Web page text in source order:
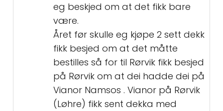
eg beskjed om at det fikk bare
være.
Året før skulle eg kjøpe 2 sett dekk
fikk besjed om at det måtte
bestilles så for til Rørvik fikk besjed
på Rørvik om at dei hadde dei på
Vianor Namsos . Vianor på Rørvik
(Løhre) fikk sent dekka med